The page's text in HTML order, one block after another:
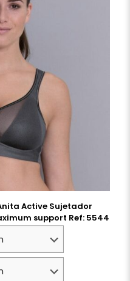
Anita Active Sujetador
support Ref: 5544